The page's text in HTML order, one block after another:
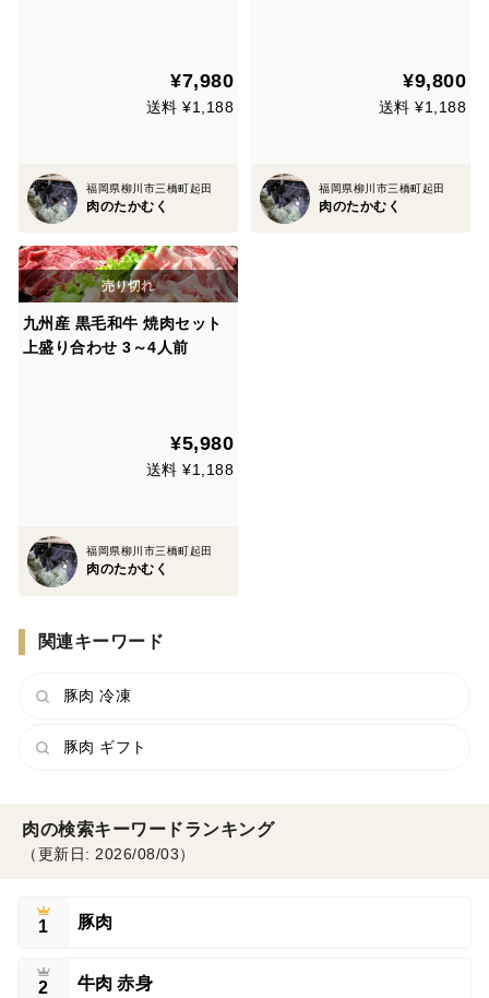
¥7,980
送料 ¥1,188
福岡県柳川市三橋町起田
肉のたかむく
¥9,800
送料 ¥1,188
福岡県柳川市三橋町起田
肉のたかむく
九州産 黒毛和牛 焼肉セット
上盛り合わせ 3～4人前
¥5,980
送料 ¥1,188
福岡県柳川市三橋町起田
肉のたかむく
関連キーワード
豚肉 冷凍
豚肉 ギフト
肉の検索キーワードランキング
（更新日: 2026/08/03）
1 豚肉
2 牛肉 赤身